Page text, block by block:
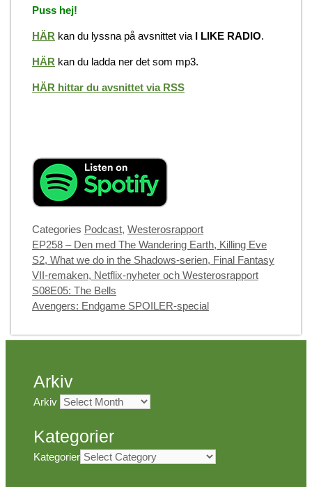
Puss hej!
HÄR kan du lyssna på avsnittet via I LIKE RADIO.
HÄR kan du ladda ner det som mp3.
HÄR hittar du avsnittet via RSS
Categories Podcast, Westerosrapport
EP258 – Den med The Wandering Earth, Killing Eve
S2, What we do in the Shadows-serien, Final Fantasy
VII-remaken, Netflix-nyheter och Westerosrapport
S08E05: The Bells
Avengers: Endgame SPOILER-special
Arkiv
Arkiv
Kategorier
Kategorier